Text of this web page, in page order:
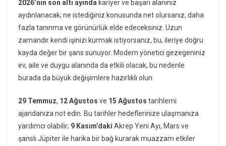
2026’nın son altı ayında kariyer ve başarı alanınız
aydınlanacak; ne istediğiniz konusunda net olursanız, daha
fazla tanınma ve görünürlük elde edeceksiniz. Uzun
zamandır kendi işinizi kurmak istiyorsanız, bu, ileriye doğru
kayda değer bir şans sunuyor. Modern yönetici gezegeniniz
ev, aile ve duygu alanında da etkili olacak, bu nedenle
burada da büyük değişimlere hazırlıklı olun.
29 Temmuz, 12 Ağustos ve 15 Ağustos tarihlerni
ajandanıza not edin. Bu tarihler hedeflerinize ulaşmanıza
yardımcı olabilir; 9 Kasım’daki Akrep Yeni Ayı, Mars ve
şanslı Jüpiter ile harika bir bağ kurarak muazzam etkiler